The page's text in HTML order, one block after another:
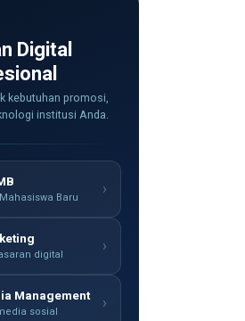
Digital
kebutuhan promosi,
institusi Anda.
Baru ›
digital ›
Management
sosial ›